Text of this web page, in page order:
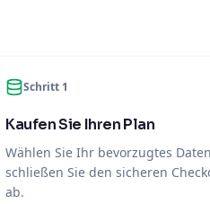
Schritt 1
Kaufen Sie Ihren Plan
Wählen Sie Ihr bevorzugtes
schließen Sie den sicheren
ab.